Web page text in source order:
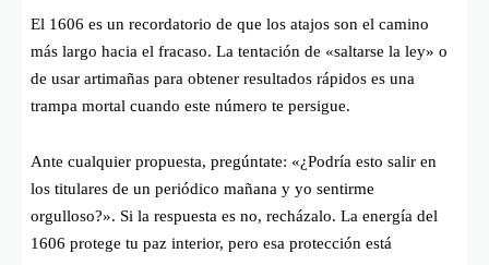
El 1606 es un recordatorio de que los atajos son el camino
más largo hacia el fracaso. La tentación de «saltarse la ley» o
de usar artimañas para obtener resultados rápidos es una
trampa mortal cuando este número te persigue.
Ante cualquier propuesta, pregúntate: «¿Podría esto salir en
los titulares de un periódico mañana y yo sentirme
orgulloso?». Si la respuesta es no, recházalo. La energía del
1606 protege tu paz interior, pero esa protección está